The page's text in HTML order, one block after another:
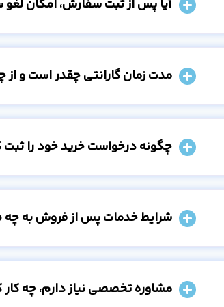
آیا پس از ثبت سفارش، امکان
مدت زمان گارانتی چقدر است و
چگونه درخواست خرید خود را ثبت
شرایط خدمات پس از فروش به
مشاوره تخصصی نیاز دارم، چه